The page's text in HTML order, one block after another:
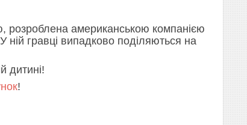
розроблена американською компанією
ній гравці випадково поділяються на
дитині!
!